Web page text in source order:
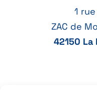
1
ZAC de
42150 La